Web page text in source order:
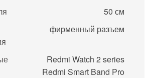
50 см
фирменный разъем
Redmi Watch 2 series
Redmi Smart Band Pro